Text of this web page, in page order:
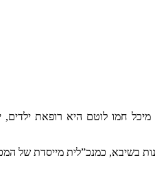
חמו לוטם היא רופאת
כמנכ”לית מייסדת של